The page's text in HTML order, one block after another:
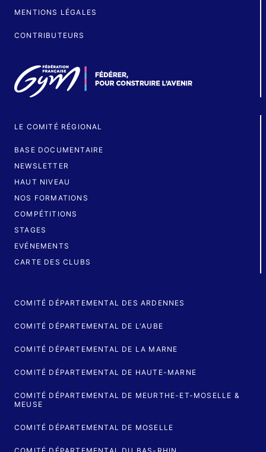
MENTIONS LÉGALES
CONTRIBUTEURS
LE COMITÉ RÉGIONAL
BASE DOCUMENTAIRE
NEWSLETTER
HAUT NIVEAU
NOS FORMATIONS
COMPÉTITIONS
STAGES
EVÉNEMENTS
CARTE DES CLUBS
COMITÉ DÉPARTEMENTAL DES ARDENNES
COMITÉ DÉPARTEMENTAL DE L'AUBE
COMITÉ DÉPARTEMENTAL DE LA MARNE
COMITÉ DÉPARTEMENTAL DE HAUTE-MARNE
COMITÉ DÉPARTEMENTAL DE MEURTHE-ET-MOSELLE &
MEUSE
COMITÉ DÉPARTEMENTAL DE MOSELLE